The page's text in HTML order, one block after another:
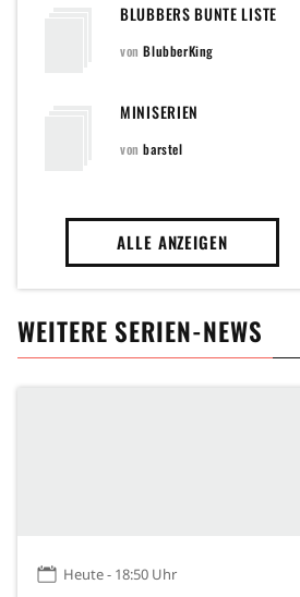
BLUBBERS BUNTE LISTE
vonBlubberKing
MINISERIEN
vonbarstel
ALLE ANZEIGEN
WEITERE SERIEN-NEWS
Heute - 18:50 Uhr